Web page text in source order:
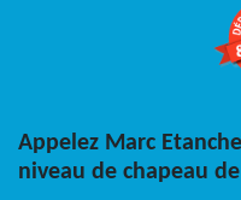
Appelez Marc
niveau de chapeau